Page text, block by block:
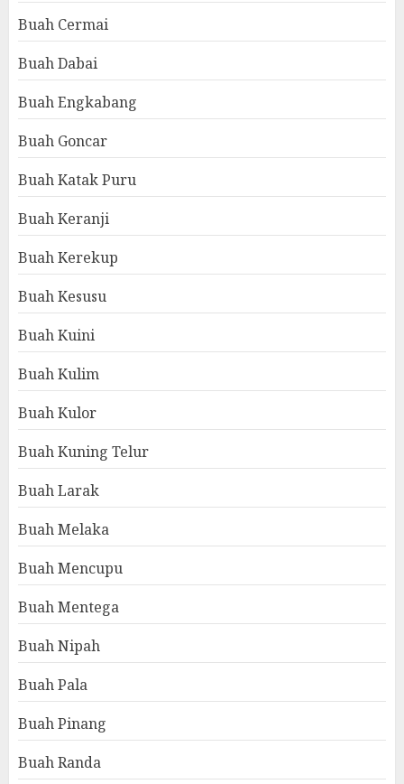
Buah Cermai
Buah Dabai
Buah Engkabang
Buah Goncar
Buah Katak Puru
Buah Keranji
Buah Kerekup
Buah Kesusu
Buah Kuini
Buah Kulim
Buah Kulor
Buah Kuning Telur
Buah Larak
Buah Melaka
Buah Mencupu
Buah Mentega
Buah Nipah
Buah Pala
Buah Pinang
Buah Randa